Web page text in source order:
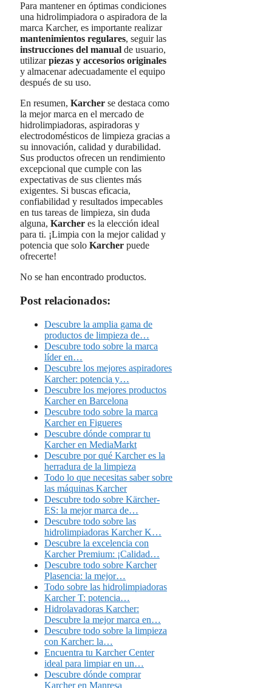
Para mantener en óptimas condiciones
una hidrolimpiadora o aspiradora de la
marca Karcher, es importante realizar
mantenimientos regulares, seguir las
instrucciones del manual de usuario,
utilizarpiezas y accesorios originales
y almacenar adecuadamente el equipo
después de su uso.
En resumen, Karcher se destaca como
la mejor marca en el mercado de
hidrolimpiadoras, aspiradoras y
electrodomésticos de limpieza gracias a
su innovación, calidad y durabilidad.
Sus productos ofrecen un rendimiento
excepcional que cumple con las
expectativas de sus clientes más
exigentes. Si buscas eficacia,
confiabilidad y resultados impecables
en tus tareas de limpieza, sin duda
alguna, Karcher es la elección ideal
para ti. ¡Limpia con la mejor calidad y
potencia que solo Karcher puede
ofrecerte!
No se han encontrado productos.
Post relacionados:
Descubre la amplia gama de
productos de limpieza de…
Descubre todo sobre la marca
líder en…
Descubre los mejores aspiradores
Karcher: potencia y…
Descubre los mejores productos
Karcher en Barcelona
Descubre todo sobre la marca
Karcher en Figueres
Descubre dónde comprar tu
Karcher en MediaMarkt
Descubre por qué Karcher es la
herradura de la limpieza
Todo lo que necesitas saber sobre
las máquinas Karcher
Descubre todo sobre Kärcher-
ES: la mejor marca de…
Descubre todo sobre las
hidrolimpiadoras Karcher K…
Descubre la excelencia con
Karcher Premium: ¡Calidad…
Descubre todo sobre Karcher
Plasencia: la mejor…
Todo sobre las hidrolimpiadoras
Karcher T: potencia…
Hidrolavadoras Karcher:
Descubre la mejor marca en…
Descubre todo sobre la limpieza
con Karcher: la…
Encuentra tu Karcher Center
ideal para limpiar en un…
Descubre dónde comprar
Karcher en Manresa